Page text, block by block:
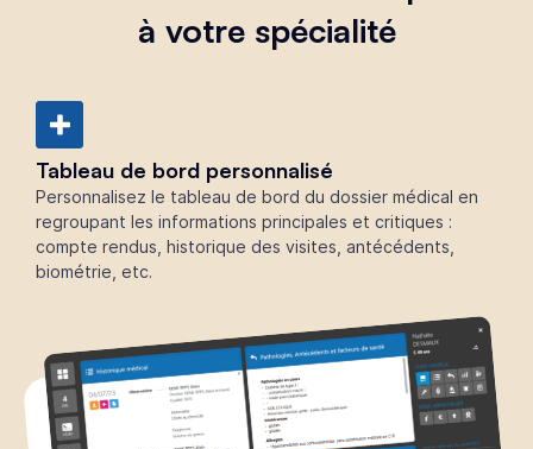
à votre spécialité
Tableau de bord personnalisé
Personnalisez le tableau de bord du dossier médical en
regroupant les informations principales et critiques :
compte rendus, historique des visites, antécédents,
biométrie, etc.